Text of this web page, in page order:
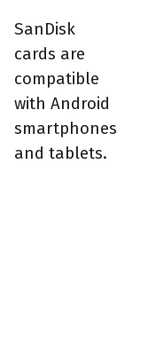
SanDisk
cards are
compatible
with Android
smartphones
and tablets.